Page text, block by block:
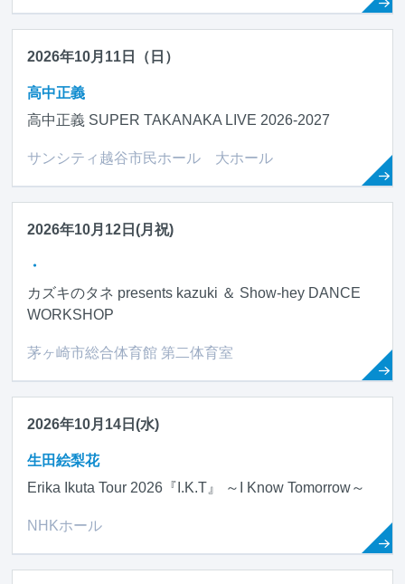
2026年10月11日（日）
高中正義
高中正義 SUPER TAKANAKA LIVE 2026-2027
サンシティ越谷市民ホール 大ホール
2026年10月12日(月祝)
・
カズキのタネ presents kazuki ＆ Show-hey DANCE
WORKSHOP
茅ヶ崎市総合体育館 第二体育室
2026年10月14日(水)
生田絵梨花
Erika Ikuta Tour 2026『I.K.T』 ～I Know Tomorrow～
NHKホール